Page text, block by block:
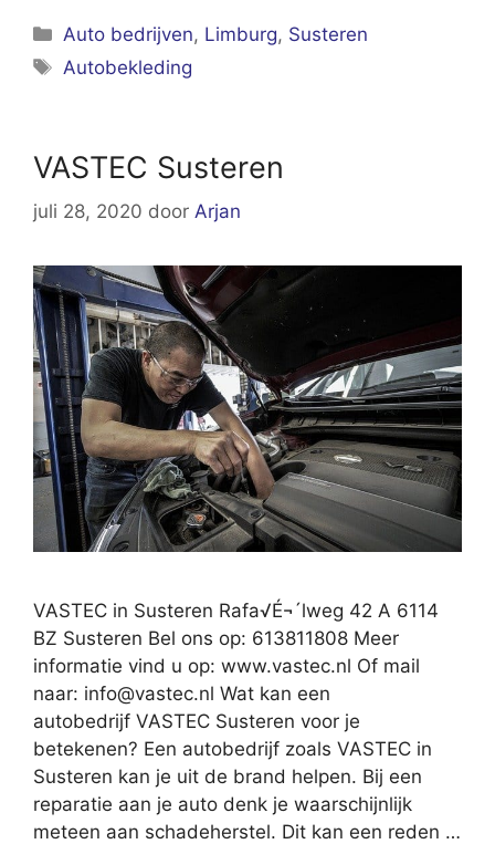
Categorieën
Auto bedrijven, Limburg, Susteren
Tags
Autobekleding
VASTEC Susteren
juli 28, 2020 door Arjan
VASTEC in Susteren Rafa√É¬´lweg 42 A 6114
BZ Susteren Bel ons op: 613811808 Meer
informatie vind u op: www.vastec.nl Of mail
naar: info@vastec.nl Wat kan een
autobedrijf VASTEC Susteren voor je
betekenen? Een autobedrijf zoals VASTEC in
Susteren kan je uit de brand helpen. Bij een
reparatie aan je auto denk je waarschijnlijk
meteen aan schadeherstel. Dit kan een reden …